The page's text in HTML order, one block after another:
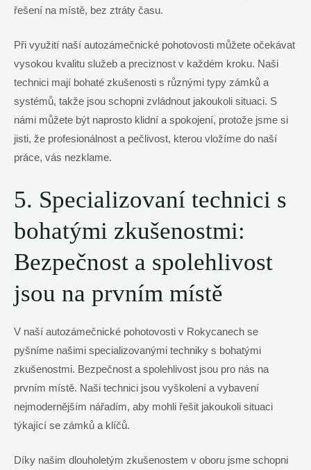
řešení na místě, bez ztráty času.
Při využití naší autozámečnické pohotovosti můžete očekávat
vysokou kvalitu služeb a preciznost v každém kroku. Naši
technici mají bohaté zkušenosti s různými typy zámků a
systémů, takže jsou schopni zvládnout jakoukoli situaci. S
námi můžete být naprosto klidní a spokojení, protože jsme si
jisti, že profesionálnost a pečlivost, kterou vložíme do naší
práce, vás nezklame.
5. Specializovaní technici s
bohatými zkušenostmi:
Bezpečnost a spolehlivost
jsou na prvním místě
V naší autozámečnické pohotovosti v Rokycanech se
pyšníme našimi specializovanými techniky s bohatými
zkušenostmi. Bezpečnost a spolehlivost jsou pro nás na
prvním místě. Naši technici jsou vyškolení a vybavení
nejmodernějším nářadím, aby mohli řešit jakoukoli situaci
týkající se zámků a klíčů.
Díky našim dlouholetým zkušenostem v oboru jsme schopni